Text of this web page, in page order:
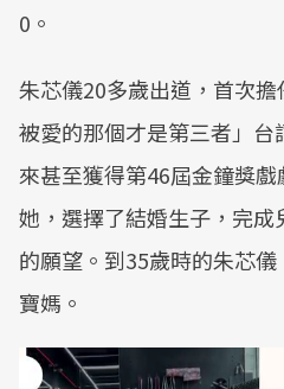
0。
朱芯儀20多歲出道，首次
被愛的那個才是第三者」
來甚至獲得第46屆金鐘獎
她，選擇了結婚生子，完
的願望。到35歲時的朱芯
寶媽。